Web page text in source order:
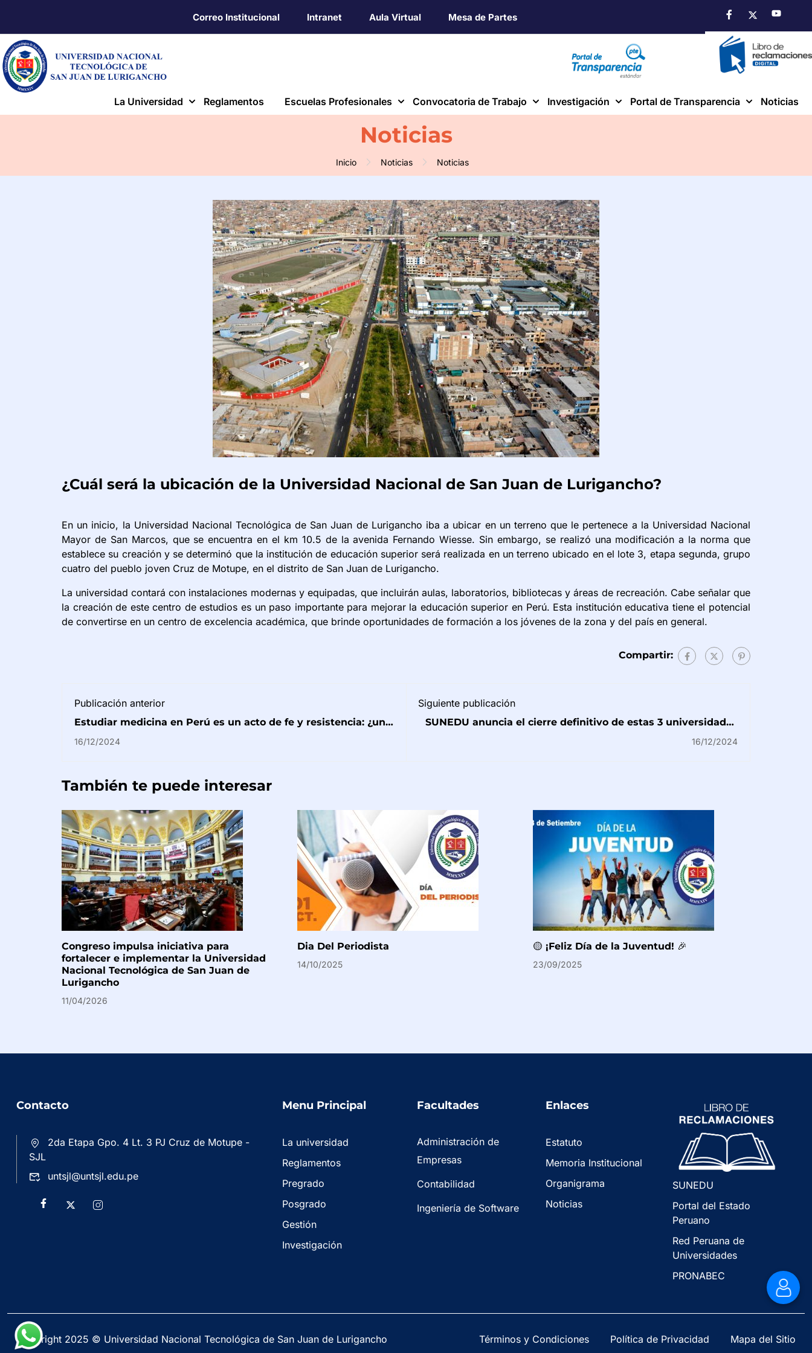
Correo Institucional Intranet Aula Virtual Mesa de Partes
La Universidad Reglamentos Escuelas Profesionales Convocatoria de Trabajo Investigación Portal de Transparencia Noticias
Noticias
Inicio Noticias Noticias
¿Cuál será la ubicación de la Universidad Nacional de San Juan de Lurigancho?
En un inicio, la Universidad Nacional Tecnológica de San Juan de Lurigancho iba a ubicar en un terreno que le pertenece a la Universidad Nacional
Mayor de San Marcos, que se encuentra en el km 10.5 de la avenida Fernando Wiesse. Sin embargo, se realizó una modificación a la norma que
establece su creación y se determinó que la institución de educación superior será realizada en un terreno ubicado en el lote 3, etapa segunda, grupo
cuatro del pueblo joven Cruz de Motupe, en el distrito de San Juan de Lurigancho.
La universidad contará con instalaciones modernas y equipadas, que incluirán aulas, laboratorios, bibliotecas y áreas de recreación. Cabe señalar que
la creación de este centro de estudios es un paso importante para mejorar la educación superior en Perú. Esta institución educativa tiene el potencial
de convertirse en un centro de excelencia académica, que brinde oportunidades de formación a los jóvenes de la zona y del país en general.
Compartir:
Publicación anterior
Estudiar medicina en Perú es un acto de fe y resistencia: ¿una
16/12/2024
Siguiente publicación
SUNEDU anuncia el cierre definitivo de estas 3 universidades
16/12/2024
También te puede interesar
Congreso impulsa iniciativa para
fortalecer e implementar la Universidad
Nacional Tecnológica de San Juan de
Lurigancho
11/04/2026
Dia Del Periodista
14/10/2025
🟡 ¡Feliz Día de la Juventud! 🎉
23/09/2025
Contacto
2da Etapa Gpo. 4 Lt. 3 PJ Cruz de Motupe -
SJL
untsjl@untsjl.edu.pe
Menu Principal
La universidad
Reglamentos
Pregrado
Posgrado
Gestión
Investigación
Facultades
Administración de
Empresas
Contabilidad
Ingeniería de Software
Enlaces
Estatuto
Memoria Institucional
Organigrama
Noticias
SUNEDU
Portal del Estado
Peruano
Red Peruana de
Universidades
PRONABEC
Copyright 2025 © Universidad Nacional Tecnológica de San Juan de Lurigancho Términos y Condiciones Política de Privacidad Mapa del Sitio